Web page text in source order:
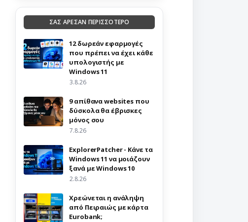
ΣΑΣ ΑΡΕΣΑΝ ΠΕΡΙΣΣΟΤΕΡΟ
12 δωρεάν εφαρμογές
που πρέπει να έχει κάθε
υπολογιστής με
Windows 11
3.8.26
9 απίθανα websites που
δύσκολα θα έβρισκες
μόνος σου
7.8.26
ExplorerPatcher - Κάνε τα
Windows 11 να μοιάζουν
ξανά με Windows 10
2.8.26
Χρεώνεται η ανάληψη
από Πειραιώς με κάρτα
Eurobank;